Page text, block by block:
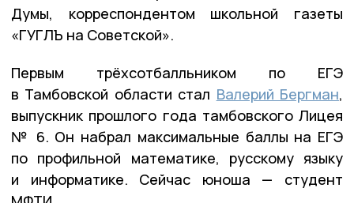
Думы, корреспондентом школьной газеты
«ГУГЛЪ на Советской».
Первым трёхсотбалльником по ЕГЭ
в Тамбовской области стал Валерий Бергман,
выпускник прошлого года тамбовского Лицея
№ 6. Он набрал максимальные баллы на ЕГЭ
по профильной математике, русскому языку
и информатике. Сейчас юноша — студент